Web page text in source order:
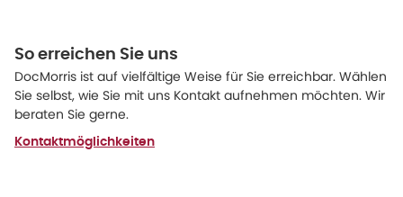
So erreichen Sie uns
DocMorris ist auf vielfältige Weise für Sie erreichbar. Wählen
Sie selbst, wie Sie mit uns Kontakt aufnehmen möchten. Wir
beraten Sie gerne.
Kontaktmöglichkeiten